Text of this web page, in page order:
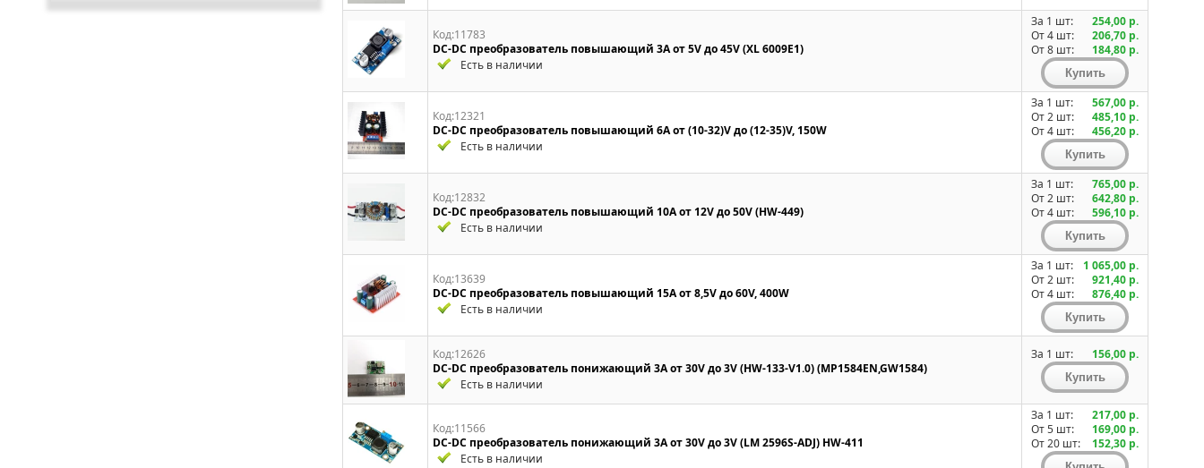
Код:11783
DC-DC преобразователь повышающий 3A от 5V до 45V (XL 6009E1)
Есть в наличии
За 1 шт:
254,00 р.
От 4 шт:
206,70 р.
От 8 шт:
184,80 р.
Код:12321
DC-DC преобразователь повышающий 6A от (10-32)V до (12-35)V, 150W
Есть в наличии
За 1 шт:
567,00 р.
От 2 шт:
485,10 р.
От 4 шт:
456,20 р.
Код:12832
DC-DC преобразователь повышающий 10A от 12V до 50V (HW-449)
Есть в наличии
За 1 шт:
765,00 р.
От 2 шт:
642,80 р.
От 4 шт:
596,10 р.
Код:13639
DC-DC преобразователь повышающий 15A от 8,5V до 60V, 400W
Есть в наличии
За 1 шт:
1 065,00 р.
От 2 шт:
921,40 р.
От 4 шт:
876,40 р.
Код:12626
DC-DC преобразователь понижающий 3A от 30V до 3V (HW-133-V1.0) (MP1584EN,GW1584)
Есть в наличии
За 1 шт: 156,00 р.
Код:11566
DC-DC преобразователь понижающий 3A от 30V до 3V (LM 2596S-ADJ) HW-411
Есть в наличии
За 1 шт:
217,00 р.
От 5 шт:
169,00 р.
От 20 шт:
152,30 р.